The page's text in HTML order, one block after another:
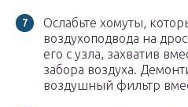
Ослабьте хомуты,
воздухоподвода на
его с узла, захватив
забора воздуха.
воздушный фильтр